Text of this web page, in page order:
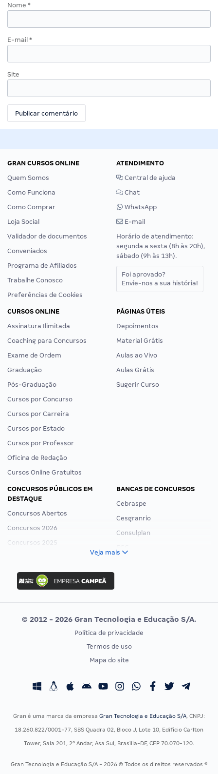
Nome *
E-mail *
Site
GRAN CURSOS ONLINE
Quem Somos
Como Funciona
Como Comprar
Loja Social
Validador de documentos
Conveniados
Programa de Afiliados
Trabalhe Conosco
Preferências de Cookies
ATENDIMENTO
Central de ajuda
Chat
WhatsApp
E-mail
Horário de atendimento:
segunda a sexta (8h às 20h),
sábado (9h às 13h).
Foi aprovado?
Envie-nos a sua história!
CURSOS ONLINE
Assinatura Ilimitada
Coaching para Concursos
Exame de Ordem
Graduação
Pós-Graduação
Cursos por Concurso
Cursos por Carreira
Cursos por Estado
Cursos por Professor
Oficina de Redação
Cursos Online Gratuitos
PÁGINAS ÚTEIS
Depoimentos
Material Grátis
Aulas ao Vivo
Aulas Grátis
Sugerir Curso
CONCURSOS PÚBLICOS EM
DESTAQUE
Concursos Abertos
Concursos 2026
Concursos 2025
Concurso Ibama
Concurso MPU
Editais publicados
BANCAS DE CONCURSOS
Cebraspe
Cesgranrio
Consulplan
Vunesp
CONCURSOS POR PROFISSÃO
Concursos Fiscais
Concursos Saúde
Residência Multiprofissional
EXAME DE ORDEM
Calendário OAB
Veja mais
© 2012 - 2026 Gran Tecnologia e Educação S/A.
Política de privacidade
Termos de uso
Mapa do site
Gran é uma marca da empresa Gran Tecnologia e Educação S/A, CNPJ:
18.260.822/0001-77, SBS Quadra 02, Bloco J, Lote 10, Edifício Carlton
Tower, Sala 201, 2º Andar, Asa Sul, Brasília-DF, CEP 70.070-120.
Gran Tecnologia e Educação S/A - 2026 © Todos os direitos reservados ®